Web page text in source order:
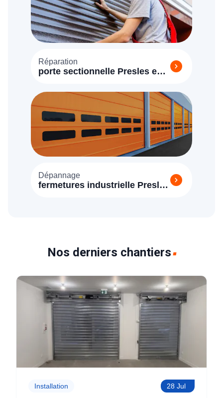
Réparation
porte sectionnelle Presles en
Dépannage
fermetures industrielle Presles
Nos derniers chantiers
Installation 28 Jul